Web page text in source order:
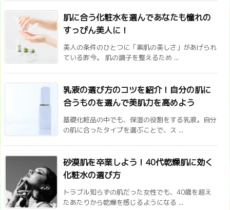
肌に合う化粧水を選んであなたも憧れの
すっぴん美人に！
美人の条件のひとつに「素肌の美しさ」があげられ
ている昨今。 肌の調子を整えるため ...
乳液の選び方のコツを紹介！自分の肌に
合うものを選んで美肌力を高めよう
基礎化粧品の中でも、保湿の役割をする乳液。自分
の肌に合ったタイプを選ぶことで、ス ...
砂漠肌を卒業しよう！40代乾燥肌に効く
化粧水の選び方
トラブル知らずの肌だった女性でも、40歳を超え
たあたりから乾燥を感じるようになる ...